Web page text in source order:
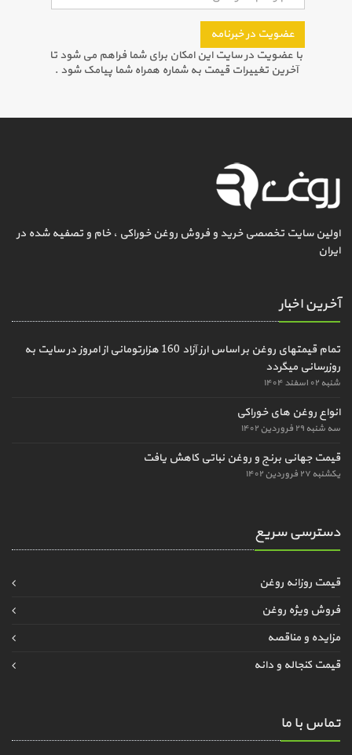
عضویت در خبرنامه
با عضویت در سایت این امکان برای شما فراهم می شود تا
آخرین تغییرات قیمت به شماره همراه شما پیامک شود .
اولین سایت تخصصی خرید و فروش روغن خوراکی ، خام و تصفیه شده در
ایران
آخرین اخبار
تمام قیمتهای روغن بر اساس ارز آزاد 160 هزارتومانی از امروز در سایت به
روزرسانی میگردد
شنبه ۰۲ اسفند ۱۴۰۴
انواع روغن های خوراکی
سه شنبه ۲۹ فروردین ۱۴۰۲
قیمت جهانی برنج و روغن نباتی کاهش یافت
یکشنبه ۲۷ فروردین ۱۴۰۲
دسترسی سریع
قیمت روزانه روغن
فروش ویژه روغن
مزایده و مناقصه
قیمت کنجاله و دانه
تماس با ما